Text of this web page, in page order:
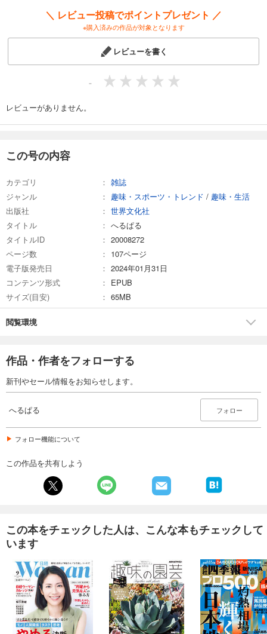
あらすじを表示する
へるぱる 2024年9・10月
1,600
試し読み
あらすじを表示する
へるぱる 2024年5・6月
円 (税込)
あらすじを表示する
へるぱる 2024年3・4月
へるぱる 2024年1・2月
カート
へるぱる 2023年11・12月
円 (税込)
試し読み
へるぱる 2023年9・10月
1,480円 (税込)
カート
試し読み
あらすじを表示する
＼ レビュー投稿でポイントプレゼント ／
※購入済みの作品が対象となります
レビューを書く
-
レビューがありません。
この号の内容
カテゴリ
雑誌
ジャンル
趣味・スポーツ・トレンド / 趣味・生活
出版社
世界文化社
タイトル
へるぱる
タイトルID
20008272
ページ数
107ページ
電子版発売日
2024年01月31日
コンテンツ形式
EPUB
サイズ(目安)
65MB
閲覧環境
作品・作者をフォローする
新刊やセール情報をお知らせします。
へるぱる フォロー
フォロー機能について
この作品を共有しよう
この本をチェックした人は、こんな本もチェックして
います